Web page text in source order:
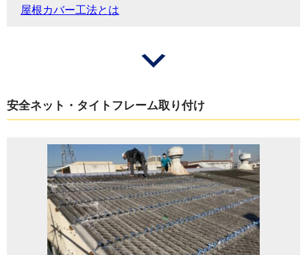
屋根カバー工法とは
安全ネット・タイトフレーム取り付け